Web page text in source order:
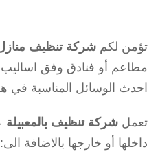
تؤمن لكم شركة تنظيف منازل
مطاعم أو فنادق وفق
احدث الوسائل المناسبة في
تعمل شركة تنظيف بالمعبيلة
داخلها أو خارجها بالاضافة الى: